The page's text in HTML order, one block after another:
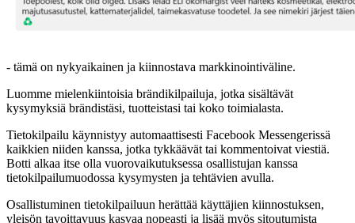
- tämä on nykyaikainen ja kiinnostava markkinointiväline.
Luomme mielenkiintoisia brändikilpailuja, jotka sisältävät
kysymyksiä brändistäsi, tuotteistasi tai koko toimialasta.
Tietokilpailu käynnistyy automaattisesti Facebook Messengerissä
kaikkien niiden kanssa, jotka tykkäävät tai kommentoivat viestiä.
Botti alkaa itse olla vuorovaikutuksessa osallistujan kanssa
tietokilpailumuodossa kysymysten ja tehtävien avulla.
Osallistuminen tietokilpailuun herättää käyttäjien kiinnostuksen,
yleisön tavoittavuus kasvaa nopeasti ja lisää myös sitoutumista